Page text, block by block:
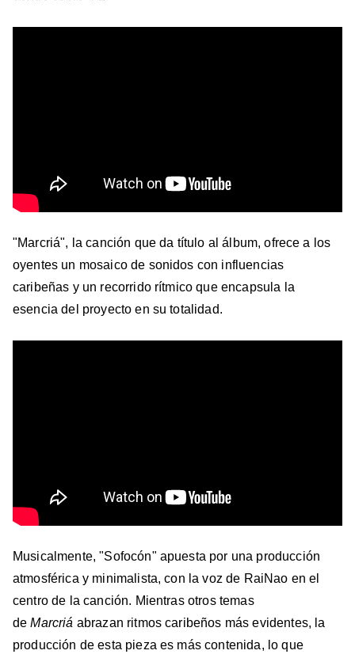
"Marcriá", la canción que da título al álbum, ofrece a los
oyentes un mosaico de sonidos con influencias
caribeñas y un recorrido rítmico que encapsula la
esencia del proyecto en su totalidad.
Musicalmente, "Sofocón" apuesta por una producción
atmosférica y minimalista, con la voz de RaiNao en el
centro de la canción. Mientras otros temas
deMarcriá abrazan ritmos caribeños más evidentes, la
producción de esta pieza es más contenida, lo que